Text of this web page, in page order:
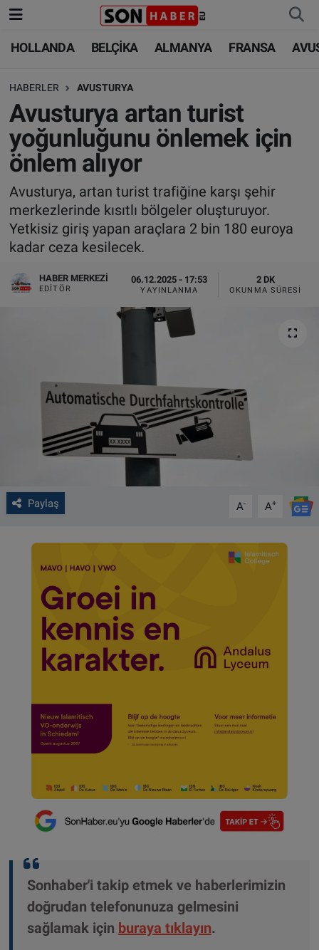
HOLLANDA BELÇİKA ALMANYA FRANSA
HABERLER AVUSTURYA
Avusturya artan turist
yoğunluğunu önlemek için
önlem alıyor
Avusturya, artan turist trafiğine karşı şehir
merkezlerinde kısıtlı bölgeler oluşturuyor.
Yetkisiz giriş yapan araçlara 2 bin 180 euroya
kadar ceza kesilecek.
HABER MERKEZI
EDITÖR
06.12.2025 - 17:53
YAYINLANMA
2 DK
OKUNMA SÜRESI
Paylaş A- A+
Sonhaber'i takip etmek ve haberlerimizin
doğrudan telefonunuza gelmesini
sağlamak için buraya tıklayın.
HOLLANDA
BELÇİKA
ALMANYA
FRANSA
AVUSTURYA
SAĞLIK - YAŞAM
BİLİM-TEKNOLOJİ
HOLLANDA
BELÇİKA
ALMANYA
TÜRKİYE
DÜNYA
BİLİM-TEKNOLOJİ
SAĞLIK
ALGEMENE VOORWAARDEN
Çerez Politikası
Nöbetçi Eczaneler
Hava Durumu
Trafik Durumu
Süper Lig Puan Durumu ve Fikstür
Tüm Manşetler
Son Dakika Haberleri
Haber Arşivi